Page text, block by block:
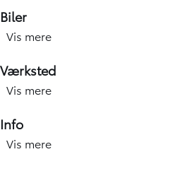
Biler
Nye biler
Kampagner
Erhverv
Book prøvetur
Vis mere
Værksted
Værksted forside
Hjulskift & dæk
Vis mere
Info
Åbningstid
Vis mere